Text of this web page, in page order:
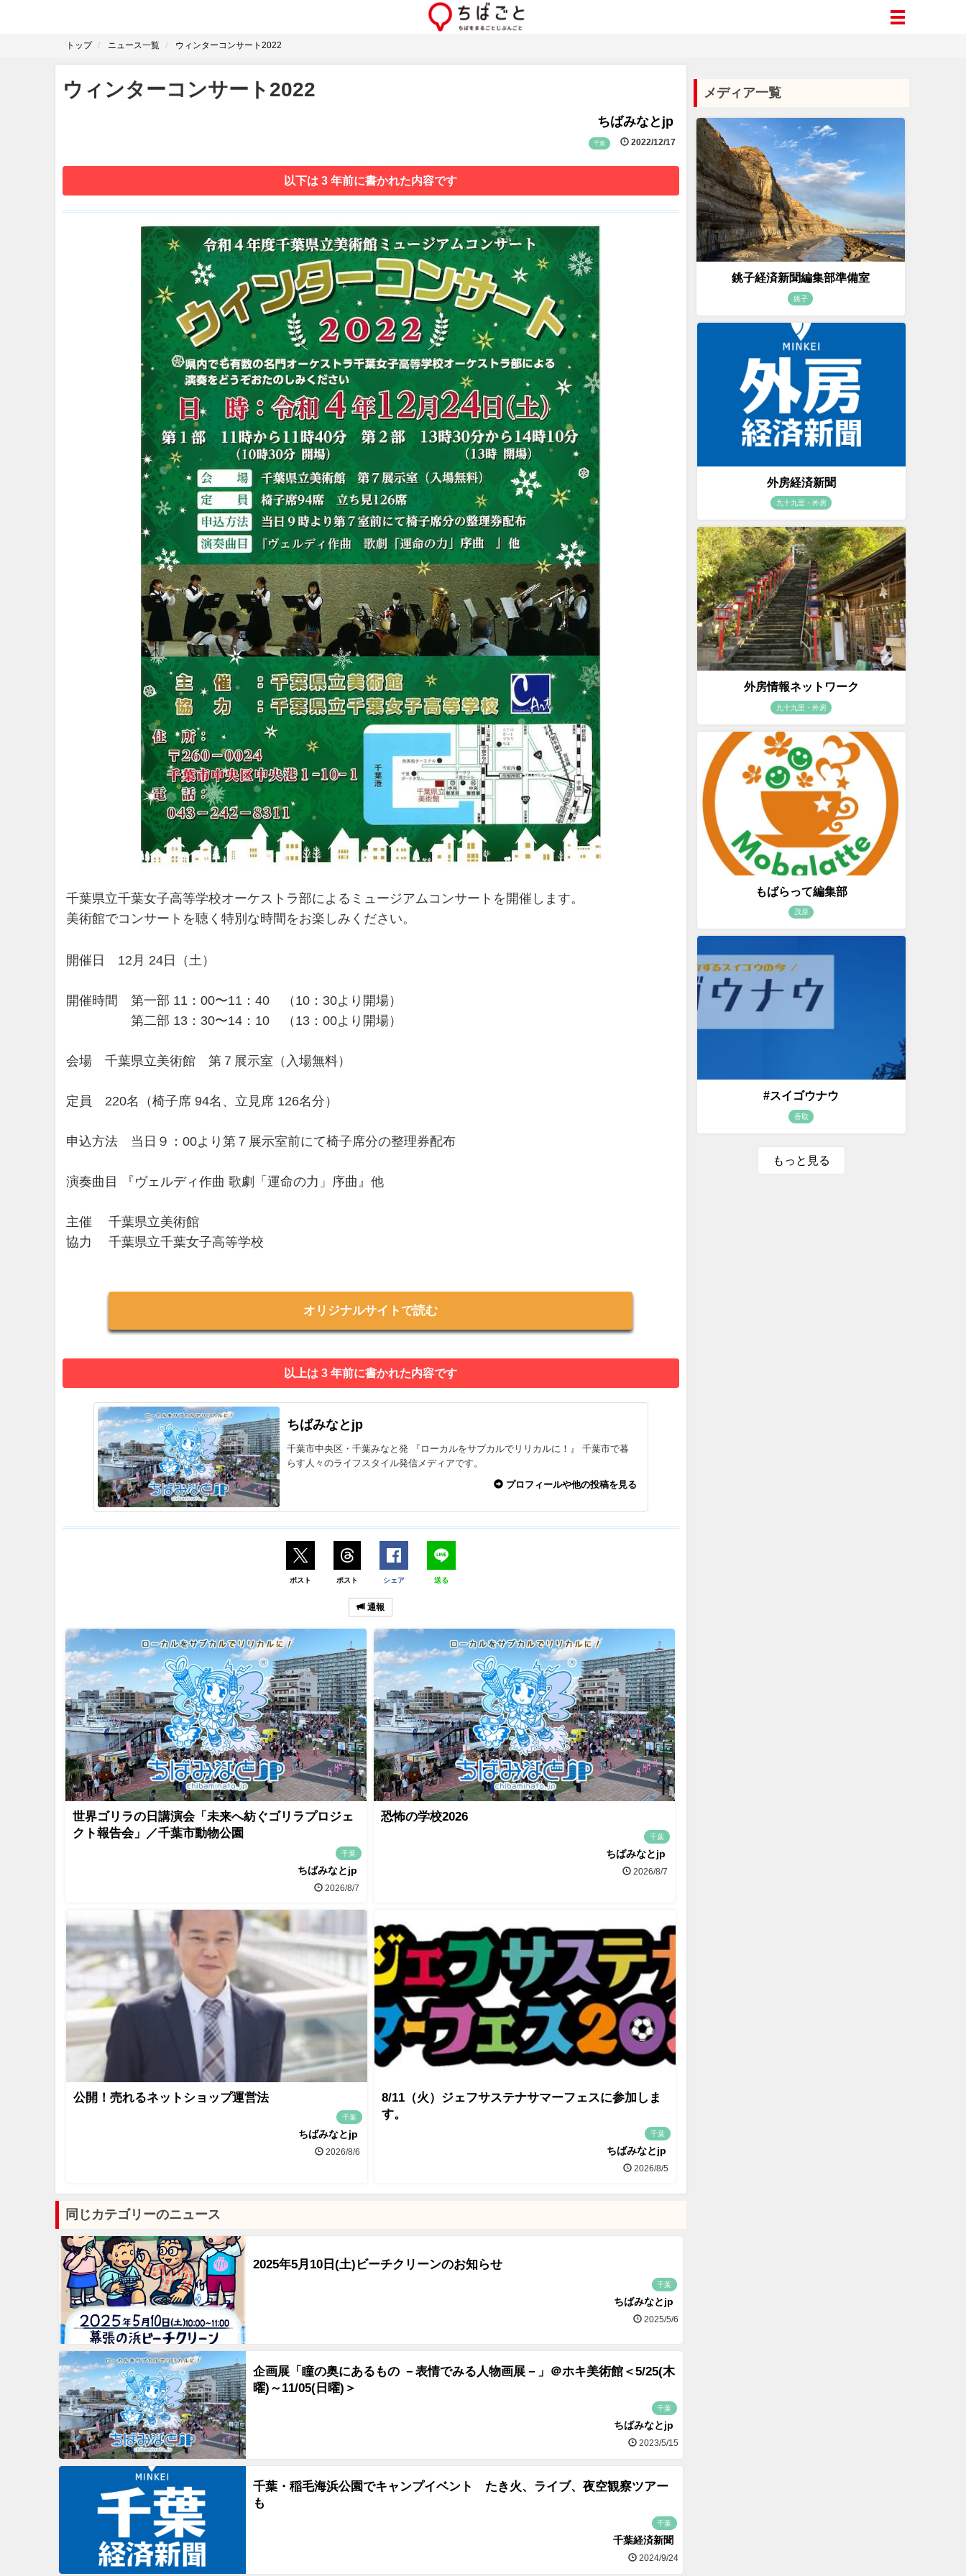
トップ ニュース一覧 ウィンターコンサート2022
ウィンターコンサート2022
ちばみなとjp
千葉 2022/12/17
以下は 3 年前に書かれた内容です
千葉県立千葉女子高等学校オーケストラ部によるミュージアムコンサートを開催します。
美術館でコンサートを聴く特別な時間をお楽しみください。
開催日 12月 24日（土）
開催時間 第一部 11：00〜11：40 （10：30より開場）
第二部 13：30〜14：10 （13：00より開場）
会場 千葉県立美術館 第７展示室（入場無料）
定員 220名（椅子席 94名、立見席 126名分）
申込方法 当日９：00より第７展示室前にて椅子席分の整理券配布
演奏曲目 『ヴェルディ作曲 歌劇「運命の力」序曲』他
主催 千葉県立美術館
協力 千葉県立千葉女子高等学校
オリジナルサイトで読む
以上は 3 年前に書かれた内容です
ちばみなとjp
千葉市中央区・千葉みなと発 『ローカルをサブカルでリリカルに！』 千葉市で暮
らす人々のライフスタイル発信メディアです。
プロフィールや他の投稿を見る
ポスト ポスト シェア 送る
通報
世界ゴリラの日講演会「未来へ紡ぐゴリラプロジェ
クト報告会」／千葉市動物公園
千葉
ちばみなとjp
2026/8/7
恐怖の学校2026
千葉
ちばみなとjp
2026/8/7
公開！売れるネットショップ運営法
千葉
ちばみなとjp
2026/8/6
8/11（火）ジェフサステナサマーフェスに参加しま
す。
千葉
ちばみなとjp
2026/8/5
同じカテゴリーのニュース
2025年5月10日(土)ビーチクリーンのお知らせ
千葉
ちばみなとjp
2025/5/6
企画展「瞳の奥にあるもの －表情でみる人物画展－」＠ホキ美術館＜5/25(木
曜)～11/05(日曜)＞
千葉
ちばみなとjp
2023/5/15
千葉・稲毛海浜公園でキャンプイベント たき火、ライブ、夜空観察ツアー
も
千葉
千葉経済新聞
2024/9/24
メディア一覧
銚子経済新聞編集部準備室
銚子
外房経済新聞
九十九里・外房
外房情報ネットワーク
九十九里・外房
もばらって編集部
茂原
#スイゴウナウ
香取
もっと見る